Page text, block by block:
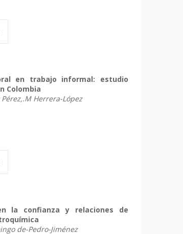
en trabajo informal: estudio
Colombia
Herrera-López
la confianza y relaciones de
de-Pedro-Jiménez